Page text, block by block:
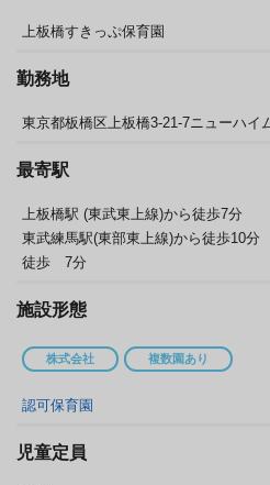
上板橋すきっぷ保育園
勤務地
東京都板橋区上板橋3-21-7ニューハイ
最寄駅
上板橋駅 (東武東上線)から徒歩7分
東武練馬駅(東部東上線)から徒歩10分
徒歩 7分
施設形態
株式会社 複数園あり
認可保育園
児童定員